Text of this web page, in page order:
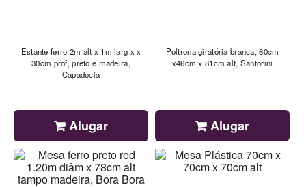
Estante ferro 2m alt x 1m larg x x
30cm prof, preto e madeira,
Capadócia
Alugar
Poltrona giratória branca, 60cm
x46cm x 81cm alt, Santorini
Alugar